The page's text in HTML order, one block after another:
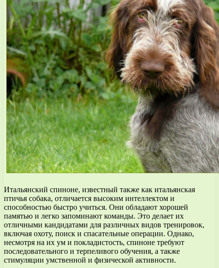
Итальянский спиноне, известный также как итальянская
птичья собака, отличается высоким интеллектом и
способностью быстро учиться. Они обладают хорошей
памятью и легко запоминают команды. Это делает их
отличными кандидатами для различных видов тренировок,
включая охоту, поиск и спасательные операции. Однако,
несмотря на их ум и покладистость, спиноне требуют
последовательного и терпеливого обучения, а также
стимуляции умственной и физической активности.